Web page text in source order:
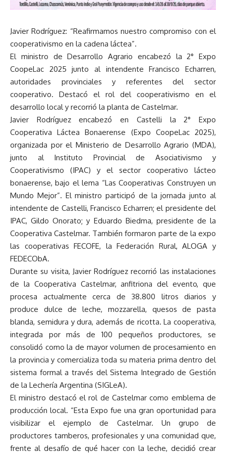
Javier Rodríguez: “Reafirmamos nuestro compromiso con el
cooperativismo en la cadena láctea”.
El ministro de Desarrollo Agrario encabezó la 2° Expo
CoopeLac 2025 junto al intendente Francisco Echarren,
autoridades provinciales y referentes del sector
cooperativo. Destacó el rol del cooperativismo en el
desarrollo local y recorrió la planta de Castelmar.
Javier Rodríguez encabezó en Castelli la 2° Expo
Cooperativa Láctea Bonaerense (Expo CoopeLac 2025),
organizada por el Ministerio de Desarrollo Agrario (MDA),
junto al Instituto Provincial de Asociativismo y
Cooperativismo (IPAC) y el sector cooperativo lácteo
bonaerense, bajo el lema “Las Cooperativas Construyen un
Mundo Mejor”. El ministro participó de la jornada junto al
intendente de Castelli, Francisco Echarren; el presidente del
IPAC, Gildo Onorato; y Eduardo Biedma, presidente de la
Cooperativa Castelmar. También formaron parte de la expo
las cooperativas FECOFE, la Federación Rural, ALOGA y
FEDECObA.
Durante su visita, Javier Rodríguez recorrió las instalaciones
de la Cooperativa Castelmar, anfitriona del evento, que
procesa actualmente cerca de 38.800 litros diarios y
produce dulce de leche, mozzarella, quesos de pasta
blanda, semidura y dura, además de ricotta. La cooperativa,
integrada por más de 100 pequeños productores, se
consolidó como la de mayor volumen de procesamiento en
la provincia y comercializa toda su materia prima dentro del
sistema formal a través del Sistema Integrado de Gestión
de la Lechería Argentina (SIGLeA).
El ministro destacó el rol de Castelmar como emblema de
producción local. “Esta Expo fue una gran oportunidad para
visibilizar el ejemplo de Castelmar. Un grupo de
productores tamberos, profesionales y una comunidad que,
frente al desafío de qué hacer con la leche, decidió crear